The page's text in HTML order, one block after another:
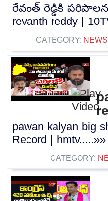
రేవంత్ రెడ్డికి పరిపాలన
revanth reddy |
CATEGORY: NEWS
pawan kalyan big
Record | hmtv.....»»
CATEGORY: